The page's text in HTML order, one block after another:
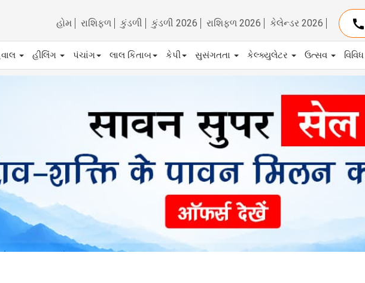
હોમ રાશિફળ કુંડળી કુંડળી 2026 રાશિફળ 2026 કેલેન્ડર 2026 call
હીલિંગ પંચાંગ લાલ કિતાબ કેપી સુસંગતતા કેલ્ક્યુલેટર ઉત્સવ વિવિધ